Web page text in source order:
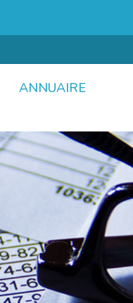
ANNUAIRE